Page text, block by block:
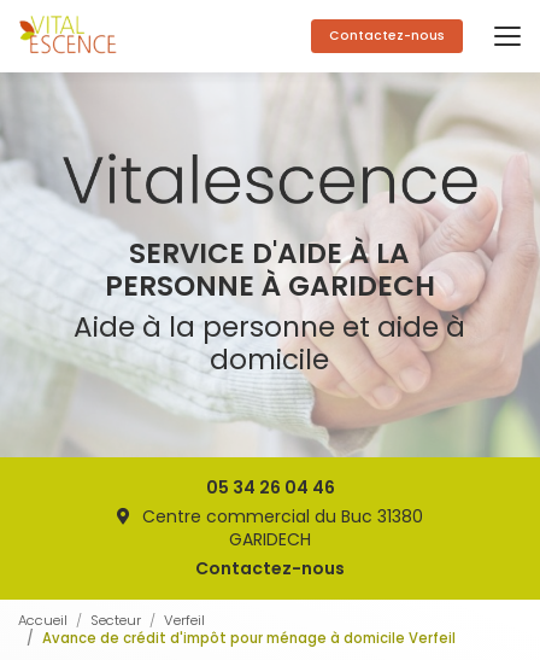
Aller
au
contenu
principal
Contactez-nous
SERVICE D'AIDE À LA
PERSONNE À GARIDECH
Aide à la personne et aide à
domicile
05 34 26 04 46
Centre commercial du Buc 31380
GARIDECH
Contactez-nous
Accueil Secteur
Verfeil
Avance de crédit d'impôt pour ménage à domicile Verfeil